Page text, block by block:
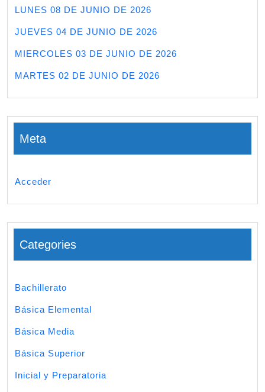
LUNES 08 DE JUNIO DE 2026
JUEVES 04 DE JUNIO DE 2026
MIERCOLES 03 DE JUNIO DE 2026
MARTES 02 DE JUNIO DE 2026
Meta
Acceder
Categories
Bachillerato
Básica Elemental
Básica Media
Básica Superior
Inicial y Preparatoria